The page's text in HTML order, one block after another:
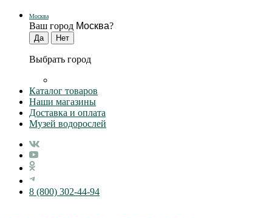
Москва
Ваш город Москва?
Выбрать город
Каталог товаров
Наши магазины
Доставка и оплата
Музей водорослей
8 (800) 302-44-94